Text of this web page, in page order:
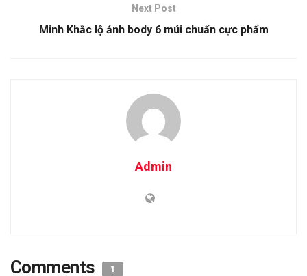
Next Post
Minh Khắc lộ ảnh body 6 múi chuẩn cực phẩm
Admin
Comments 1